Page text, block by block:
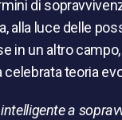
di
alla luce delle
in un altro
celebrata teoria
a